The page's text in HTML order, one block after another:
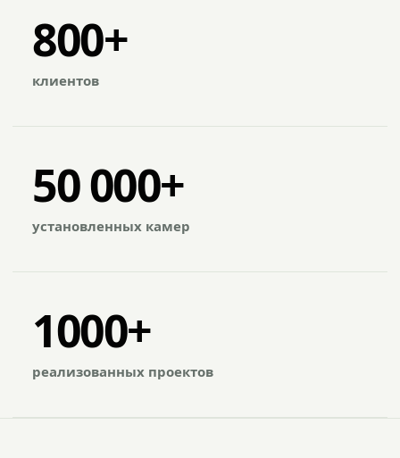
800+
клиентов
50 000+
установленных камер
1000+
реализованных проектов